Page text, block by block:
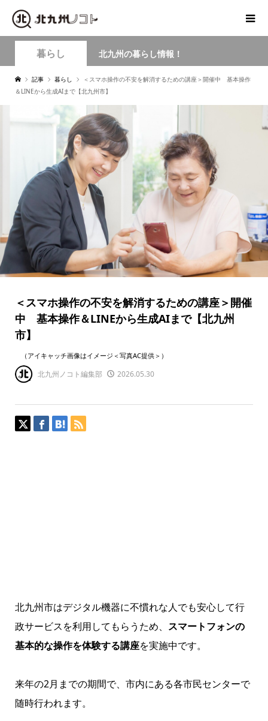
暮らし 北九州の暮らし情報！
記事 暮らし
＜スマホ操作の不安を解消するための講座＞開催中 基本操作
＆LINEから生成AIまで【北九州市】
＜スマホ操作の不安を解消するための講座＞開催
中 基本操作＆LINEから生成AIまで【北九州
市】
（アイキャッチ画像はイメージ＜写真AC提供＞）
北九州ノコト編集部 2026.05.30
北九州市はデジタル機器に不慣れな人でも安心して行
政サービスを利用してもらうため、 スマートフォンの
基本的な操作を体験する講座を実施中です。
来年の2月までの期間で、市内にある各市民センターで
随時行われます。